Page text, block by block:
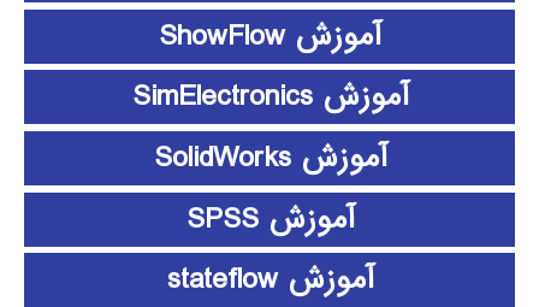
آموزش ShowFlow
آموزش SimElectronics
آموزش SolidWorks
آموزش SPSS
آموزش stateflow